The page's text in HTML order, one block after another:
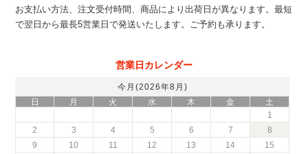
お支払い方法、注文受付時間、商品により出荷日が異なります。最短
で翌日から最長5営業日で発送いたします。ご予約も承ります。
営業日カレンダー
今月(2026年8月)
日
月 火 水 木 金
土
1
2
3 4 5 6 7
8
9
10 11 12 13 14
15